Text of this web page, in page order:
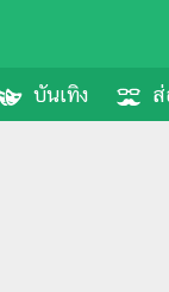
บันเทิง